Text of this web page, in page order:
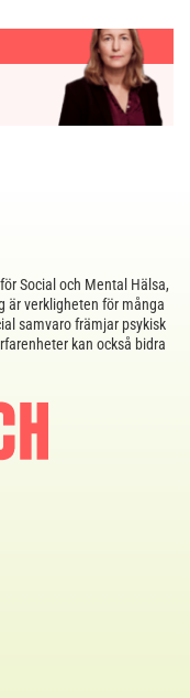
Social och Mental Hälsa,
är verkligheten för många
samvaro främjar psykisk
kan också bidra